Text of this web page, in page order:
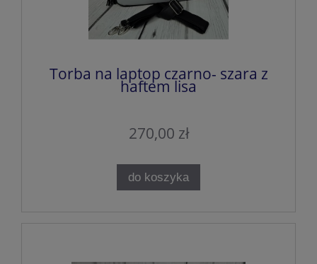
Torba na laptop czarno- szara z
haftem lisa
270,00 zł
do koszyka